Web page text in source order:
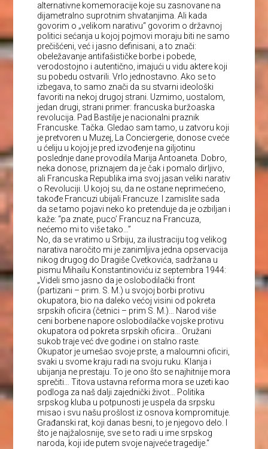
alternativne komemoracije koje su zasnovane na
dijametralno suprotnim shvatanjima. Ali kada
govorim o „velikom narativu“ govorim o državnoj
politici sećanja u kojoj pojmovi moraju biti ne samo
prečišćeni, već i jasno definisani, a to znači:
obeležavanje antifašističke borbe i pobede,
verodostojno i autentično, imajući u vidu aktere koji
su pobedu ostvarili. Vrlo jednostavno. Ako se to
izbegava, to samo znači da su stvarni ideološki
favoriti na nekoj drugoj strani. Uzmimo, uostalom,
jedan drugi, strani primer: francuska buržoaska
revolucija. Pad Bastilje je nacionalni praznik
Francuske. Tačka. Gledao sam tamo, u zatvoru koji
je pretvoren u Muzej, La Conciergerie, donose cveće
u ćeliju u kojoj je pred izvođenje na giljotinu
poslednje dane provodila Marija Antoaneta. Dobro,
neka donose, priznajem da je čak i pomalo dirljivo,
ali Francuska Republika ima svoj jasan veliki narativ
o Revoluciji. U kojoj su, da ne ostane neprimećeno,
takođe Francuzi ubijali Francuze. I zamislite sada
da se tamo pojavi neko ko pretenduje da je ozbiljan i
kaže: “pa znate, puco’ Francuz na Francuza,
nećemo mi to više tako…”
No, da se vratimo u Srbiju, za ilustraciju tog velikog
narativa naročito mi je zanimljiva jedna opservacija
nikog drugog do Dragiše Cvetkovića, sadržana u
pismu Mihailu Konstantinoviću iz septembra 1944:
„Videli smo jasno da je oslobodilački front
(partizani – prim. S. M.) u svojoj borbi protivu
okupatora, bio na daleko većoj visini od pokreta
srpskih oficira (četnici – prim S. M.)… Narod više
ceni borbene napore oslobodilačke vojske protivu
okupatora od pokreta srpskih oficira… Oružani
sukob traje već dve godine i on stalno raste.
Okupator je umešao svoje prste, a maloumni oficiri,
svaki u svome kraju radi na svoju ruku. Klanja i
ubijanja ne prestaju. To je ono što se najhitnije mora
sprečiti… Titova ustavna reforma mora se uzeti kao
podloga za naš dalji zajednički život… Politika
srpskog kluba u potpunosti je uspela da srpsku
misao i svu našu prošlost iz osnova kompromituje.
Građanski rat, koji danas besni, to je njegovo delo. I
što je najžalosnije, sve se to radi u ime srpskog
naroda, koji ide putem svoje najveće tragedije.“